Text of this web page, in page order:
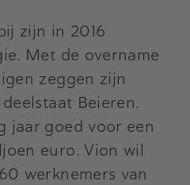
zijn in 2016
Met de overname
zeggen zijn
Beieren.
jaar goed voor een
euro. Vion wil
werknemers van